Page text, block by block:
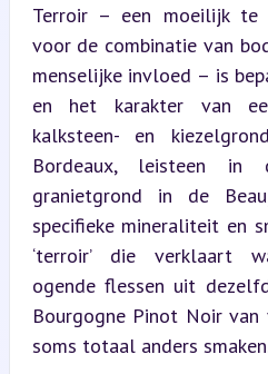
Terroir – een moeilijk te
voor de combinatie van
menselijke invloed – is
en het karakter van
kalksteen- en
Bordeaux, leisteen
granietgrond in de
specifieke mineraliteit en
‘terroir’ die verklaart
ogende flessen uit
Bourgogne Pinot Noir
soms totaal anders